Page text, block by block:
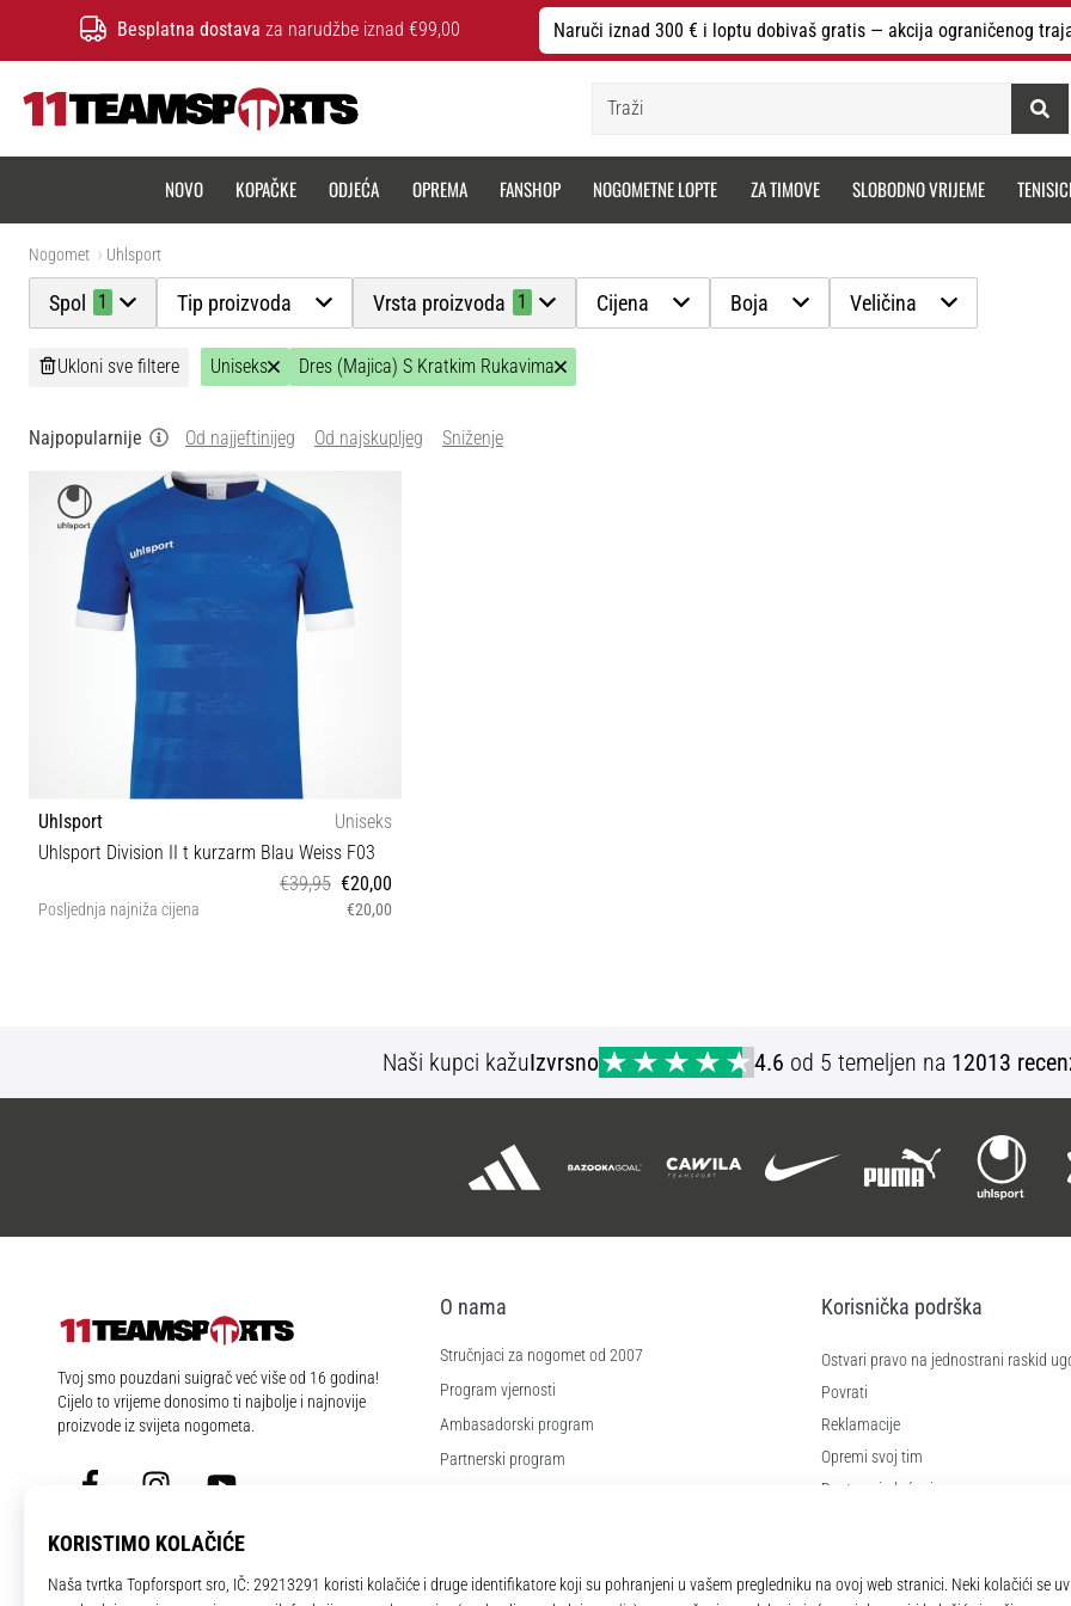
Besplatna dostava za narudžbe iznad €99,00 Naruči iznad 300 € i loptu dobivaš gratis — akcija ograničenog
NOVO KOPAČKE ODJEĆA OPREMA FANSHOP NOGOMETNE LOPTE ZA TIMOVE SLOBODNO VRIJEME
Nogomet Uhlsport
Spol 1 Tip proizvoda Vrsta proizvoda 1 Cijena Boja Veličina
Ukloni sve filtere Uniseks Dres (Majica) S Kratkim Rukavima
Najpopularnije Od najjeftinijeg Od najskupljeg Sniženje
Uhlsport
Uniseks
Uhlsport Division II t kurzarm Blau Weiss F03
€39,95 €20,00
Posljednja najniža cijena €20,00
Naši kupci kažuIzvrsno 4.6 od 5 temeljen na 12013
11teamsports.hr
Tvoj smo pouzdani suigrač već više od 16 godina!
Cijelo to vrijeme donosimo ti najbolje i najnovije
proizvode iz svijeta nogometa.
FacebookInstagramYouTube
O nama
Stručnjaci za nogomet od 2007
Program vjernosti
Ambasadorski program
Partnerski program
Korisnička podrška
Ostvari pravo na jednostrani raskid
Povrati
Reklamacije
Opremi svoj tim
Dostava i plaćanje
Najčešća pitanja